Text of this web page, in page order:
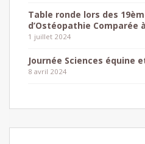
Table ronde lors des
d’Ostéopathie Comparée
1 juillet 2024
Journée Sciences équine
8 avril 2024